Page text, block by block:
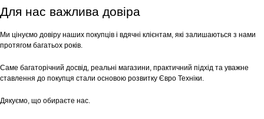
Для нас важлива довіра
Ми цінуємо довіру наших покупців і вдячні клієнтам, які залишаються з нами
протягом багатьох років.
Саме багаторічний досвід, реальні магазини, практичний підхід та уважне
ставлення до покупця стали основою розвитку Євро Техніки.
Дякуємо, що обираєте нас.